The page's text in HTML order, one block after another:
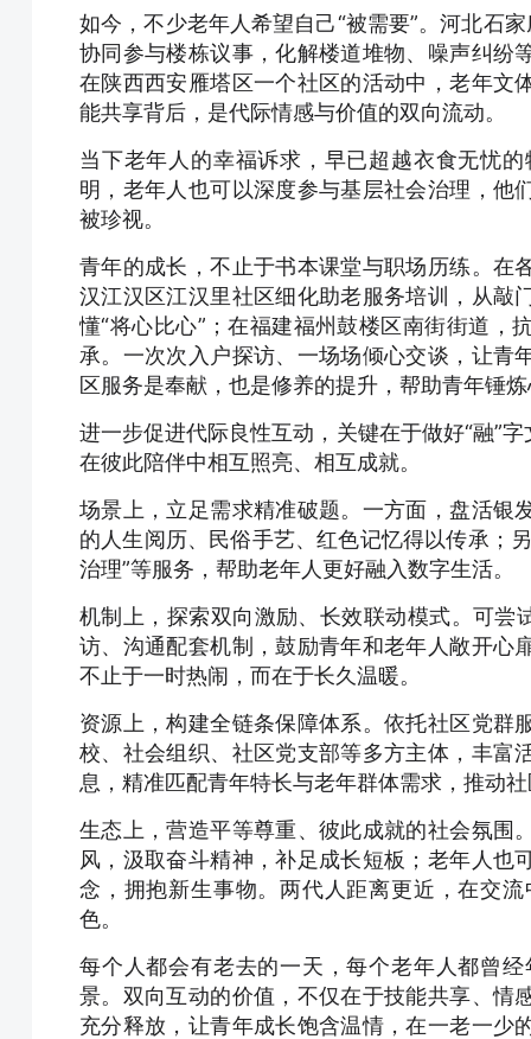
如今，不少老年人希望自己“被需要”。河北石
协同参与楼栋议事，化解楼道堆物、噪声纠纷
在陕西西安雁塔区一个社区的活动中，老年文
能共享背后，是代际情感与价值的双向流动。
当下老年人的幸福诉求，早已超越衣食无忧
明，老年人也可以深度参与基层社会治理，他
被珍视。
青年的成长，不止于书本课堂与职场历练。在
汉江汉区江汉里社区细化助老服务培训，从敲
懂“将心比心”；在福建福州鼓楼区南街街道，
承。一次次入户探访、一场场倾心交谈，让青
区服务是奉献，也是修养的提升，帮助青年锤
进一步促进代际良性互动，关键在于做好“融”
在彼此陪伴中相互照亮、相互成就。
场景上，立足需求精准破题。一方面，盘活银
的人生阅历、民俗手艺、红色记忆得以传承；
治理”等服务，帮助老年人更好融入数字生活。
机制上，探索双向激励、长效联动模式。可尝
访、沟通配套机制，鼓励青年和老年人敞开心
不止于一时热闹，而在于长久温暖。
资源上，构建全链条保障体系。依托社区党群
校、社会组织、社区党支部等多方主体，丰富
息，精准匹配青年特长与老年群体需求，推动
生态上，营造平等尊重、彼此成就的社会氛围
风，汲取奋斗精神，补足成长短板；老年人也
念，拥抱新生事物。两代人距离更近，在交
色。
每个人都会有老去的一天，每个老年人都曾
景。双向互动的价值，不仅在于技能共享、情
充分释放，让青年成长饱含温情，在一老一少